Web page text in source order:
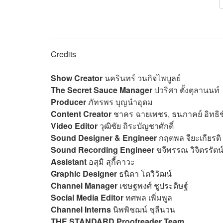
Credits
Show Creator นครินทร์ วนกิจไพบูลย์
The Secret Sauce Managerปวริศา ตั้งตุลานนท์
Producerภัทรพร บุญนำอุดม
Content Creator ชาคร ฉายเพชร, ธนภาคย์ อิทธิ
Video Editor วุฒิชัย ถิระบัญชาศักดิ์
Sound Designer & Engineer กฤตพล จียะเกียรติ
Sound Recording Engineerขจีพรรณ วิจิตรรัตน์
Assistant อสุมิ สุกี้คาวะ
Graphic Designer ธนิดา โตวิวัฒน์
Channel Manager เชษฐพงศ์ ชูประดิษฐ์
Social Media Editorทศพล เพิ่มพูล
Channel Interns นิพพิชฌน์ ชุลีนวน